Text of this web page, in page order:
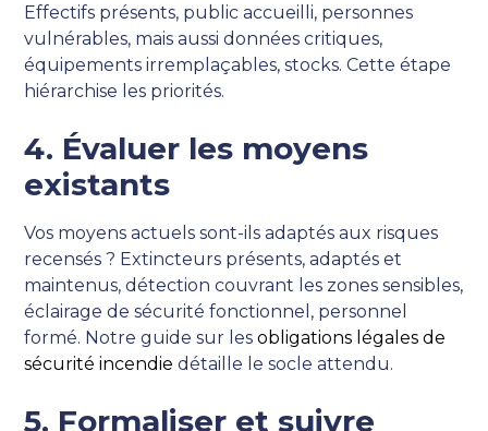
Effectifs présents, public accueilli, personnes
vulnérables, mais aussi données critiques,
équipements irremplaçables, stocks. Cette étape
hiérarchise les priorités.
4. Évaluer les moyens
existants
Vos moyens actuels sont-ils adaptés aux risques
recensés ? Extincteurs présents, adaptés et
maintenus, détection couvrant les zones sensibles,
éclairage de sécurité fonctionnel, personnel
formé. Notre guide sur lesobligations légales de
sécurité incendie détaille le socle attendu.
5. Formaliser et suivre